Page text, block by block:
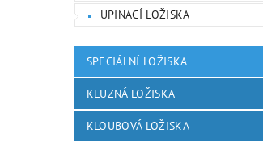
UPINACÍ LOŽISKA
SPECIÁLNÍ LOŽISKA
KLUZNÁ LOŽISKA
KLOUBOVÁ LOŽISKA